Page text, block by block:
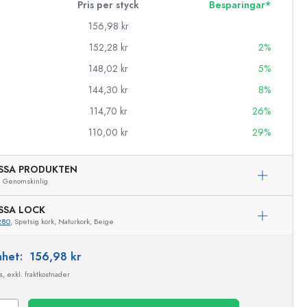
Pris per styck
Besparingar*
156,98 kr
152,28 kr
2%
148,02 kr
5%
144,30 kr
8%
114,70 kr
26%
110,00 kr 29%
PRODUKTEN
Genomskinlig
LOCK
, Spetsig kork, Naturkork, Beige
156,98 kr
exkl. fraktkostnader